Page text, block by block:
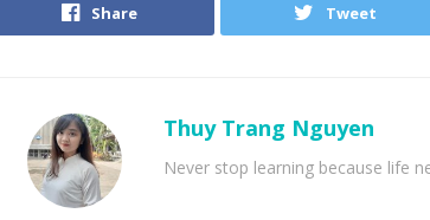
Share Tweet
Thuy Trang Nguyen
Never stop learning because life